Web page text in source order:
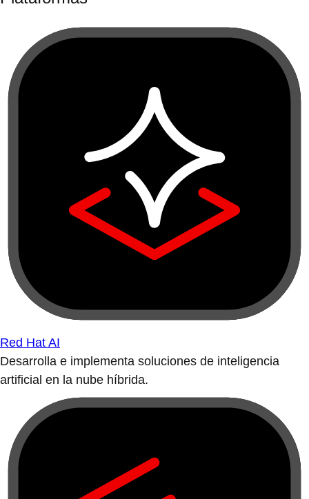
Red Hat AI
Desarrolla e implementa soluciones de inteligencia
artificial en la nube híbrida.